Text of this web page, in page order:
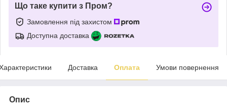
Що таке купити з Пром?
Замовлення під захистом
Доступна доставка
Доставка Оплата Умови повернення
Опис